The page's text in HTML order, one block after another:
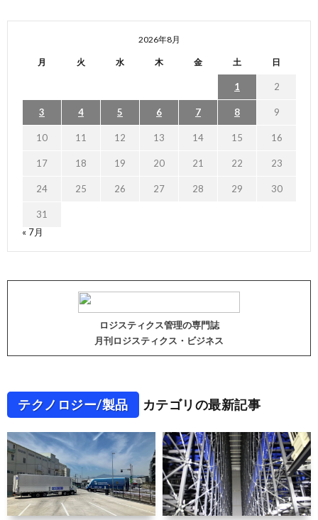
2026年8月
月 火 水 木 金 土 日
1 2
3 4 5 6 7 8 9
10 11 12 13 14 15 16
17 18 19 20 21 22 23
24 25 26 27 28 29 30
31
« 7月
ロジスティクス管理の専門誌
月刊ロジスティクス・ビジネス
テクノロジー/製品 カテゴリの最新記事